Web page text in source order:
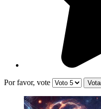
Por favor, vote